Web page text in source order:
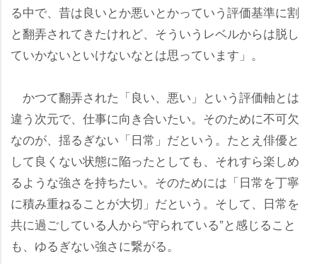
る中で、昔は良いとか悪いとかっていう評価基準に割
と翻弄されてきたけれど、そういうレベルからは脱し
ていかないといけないなとは思っています」。
かつて翻弄された「良い、悪い」という評価軸とは
違う次元で、仕事に向き合いたい。そのために不可欠
なのが、揺るぎない「日常」だという。たとえ俳優と
して良くない状態に陥ったとしても、それすら楽しめ
るような強さを持ちたい。そのためには「日常を丁寧
に積み重ねることが大切」だという。そして、日常を
共に過ごしている人から“守られている”と感じること
も、ゆるぎない強さに繋がる。